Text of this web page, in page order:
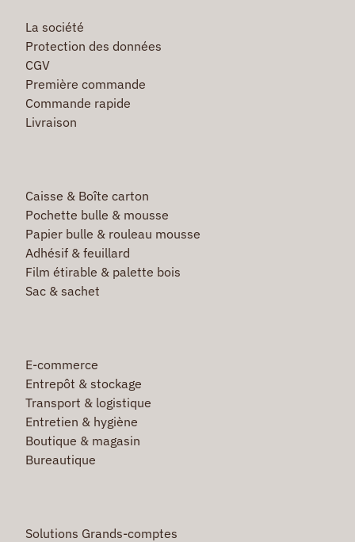
La société
Protection des données
CGV
Première commande
Commande rapide
Livraison
Caisse & Boîte carton
Pochette bulle & mousse
Papier bulle & rouleau mousse
Adhésif & feuillard
Film étirable & palette bois
Sac & sachet
E-commerce
Entrepôt & stockage
Transport & logistique
Entretien & hygiène
Boutique & magasin
Bureautique
Solutions Grands-comptes